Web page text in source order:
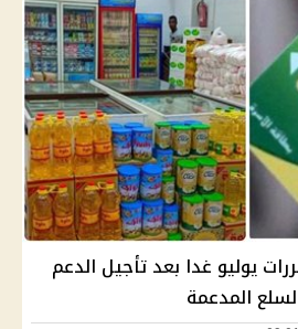
يوليو غدا بعد تأجيل الدعم
المدعمة